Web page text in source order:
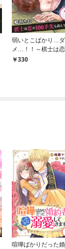
弱いとこばかり…ダ
メ…！！～棋士は
１００手先も読んで
330
喧嘩ばかりだった